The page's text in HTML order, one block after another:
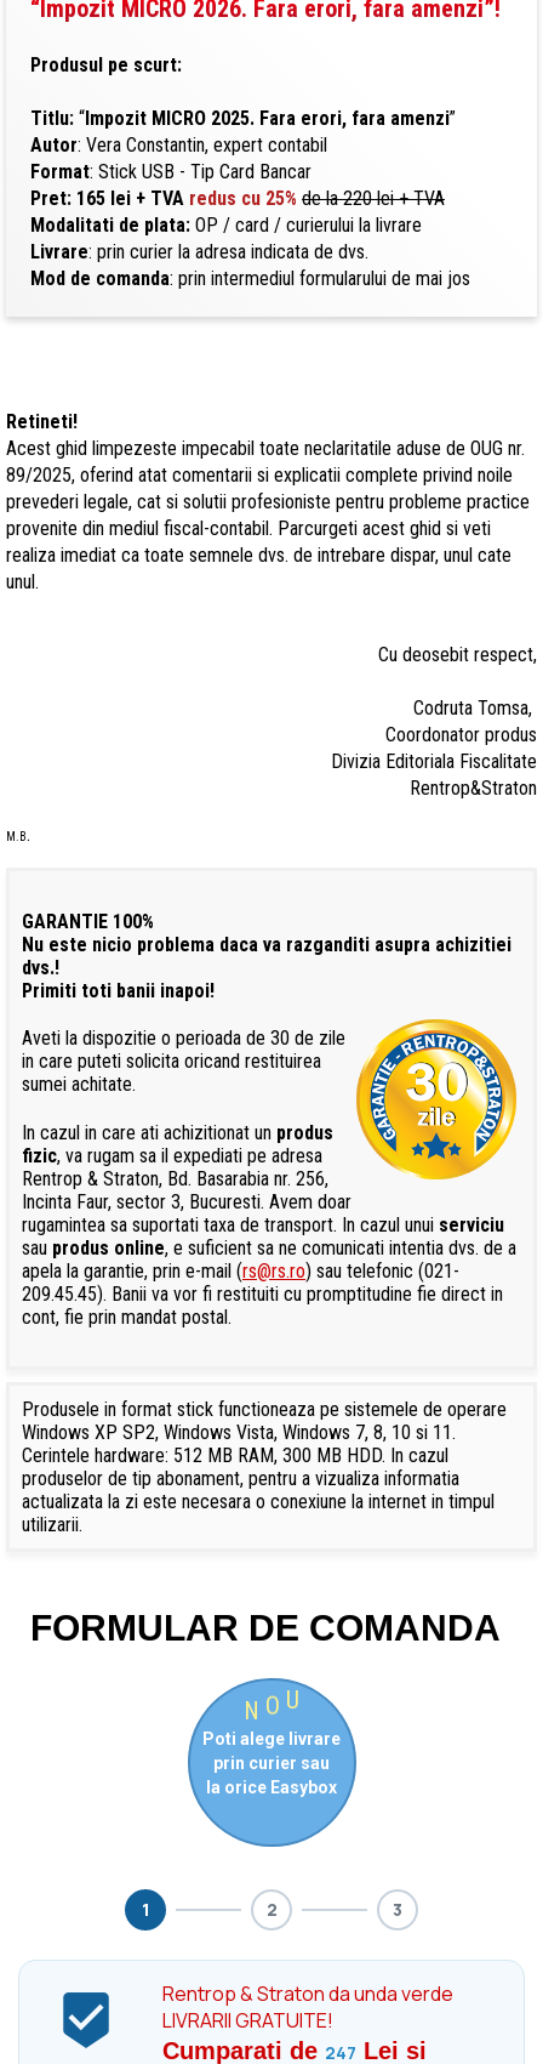
“Impozit MICRO 2026. Fara erori, fara amenzi”!
Produsul pe scurt:
Titlu: “ Impozit MICRO 2025. Fara erori, fara amenzi”
Autor: Vera Constantin, expert contabil
Format: Stick USB - Tip Card Bancar
Pret: 165 lei + TVA redus cu 25% de la 220 lei + TVA
Modalitati de plata: OP / card / curierului la livrare
Livrare: prin curier la adresa indicata de dvs.
Mod de comanda: prin intermediul formularului de mai jos
Retineti!
Acest ghid limpezeste impecabil toate neclaritatile aduse de OUG nr.
89/2025, oferind atat comentarii si explicatii complete privind noile
prevederi legale, cat si solutii profesioniste pentru probleme practice
provenite din mediul fiscal-contabil. Parcurgeti acest ghid si veti
realiza imediat ca toate semnele dvs. de intrebare dispar, unul cate
unul.
Cu deosebit respect,
Codruta Tomsa,
Coordonator produs
Divizia Editoriala Fiscalitate
Rentrop&Straton
M.B.
GARANTIE 100%
Nu este nicio problema daca va razganditi asupra achizitiei
dvs.!
Primiti toti banii inapoi!
Aveti la dispozitie o perioada de 30 de zile
in care puteti solicita oricand restituirea
sumei achitate.
In cazul in care ati achizitionat un produs
fizic, va rugam sa il expediati pe adresa
Rentrop & Straton, Bd. Basarabia nr. 256,
Incinta Faur, sector 3, Bucuresti. Avem doar
rugamintea sa suportati taxa de transport. In cazul unui serviciu
sau produs online, e suficient sa ne comunicati intentia dvs. de a
apela la garantie, prin e-mail (rs@rs.ro) sau telefonic (021-
209.45.45). Banii va vor fi restituiti cu promptitudine fie direct in
cont, fie prin mandat postal.
Produsele in format stick functioneaza pe sistemele de operare
Windows XP SP2, Windows Vista, Windows 7, 8, 10 si 11.
Cerintele hardware: 512 MB RAM, 300 MB HDD. In cazul
produselor de tip abonament, pentru a vizualiza informatia
actualizata la zi este necesara o conexiune la internet in timpul
utilizarii.
FORMULAR DE COMANDA
N O U
Poti alege livrare
prin curier sau
la orice Easybox
1 2 3

Rentrop & Straton da unda verde
LIVRARII GRATUITE!
Cumparati de 247 Lei si